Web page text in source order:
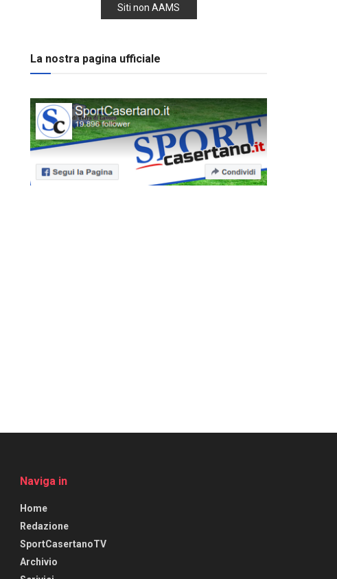
Siti non AAMS
La nostra pagina ufficiale
Naviga in
Home
Redazione
SportCasertanoTV
Archivio